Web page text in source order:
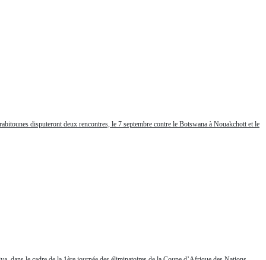
disputeront deux rencontres, le 7 septembre contre le Botswana à Nouakchott et le